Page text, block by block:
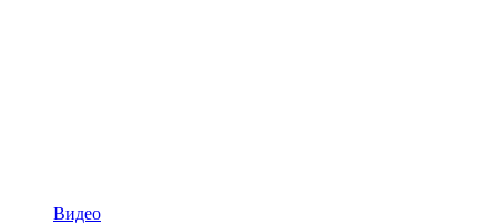
Видео